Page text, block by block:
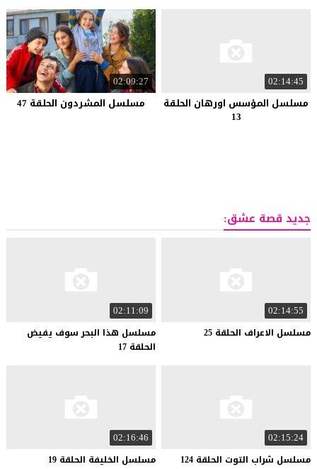
02:14:45
مسلسل المؤسس اورهان الحلقة
13
02:09:27
مسلسل المشردون الحلقة 47
جديد قصة عشق:
02:14:55
مسلسل الاعراف الحلقة 25
02:11:09
مسلسل هذا البحر سوف يفيض
الحلقة 17
02:15:24
مسلسل شراب التوت الحلقة 124
02:16:46
مسلسل الخليفة الحلقة 19